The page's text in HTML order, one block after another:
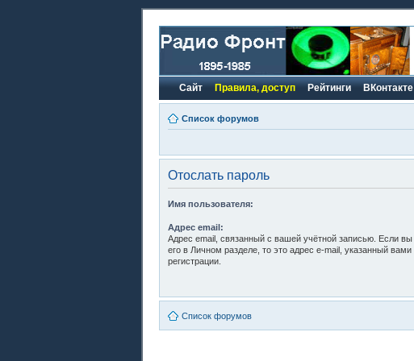
Сайт Правила, доступ Рейтинги ВКонтакте
Список форумов
Отослать пароль
Имя пользователя:
Адрес email:
Адрес email, связанный с вашей учётной записью. Если
его в Личном разделе, то это адрес e-mail, указанный вами
регистрации.
Список форумов